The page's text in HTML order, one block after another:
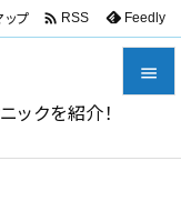
ックを紹介！

ップ  RSS Feedly